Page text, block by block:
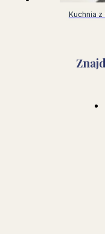
Kuchnia z